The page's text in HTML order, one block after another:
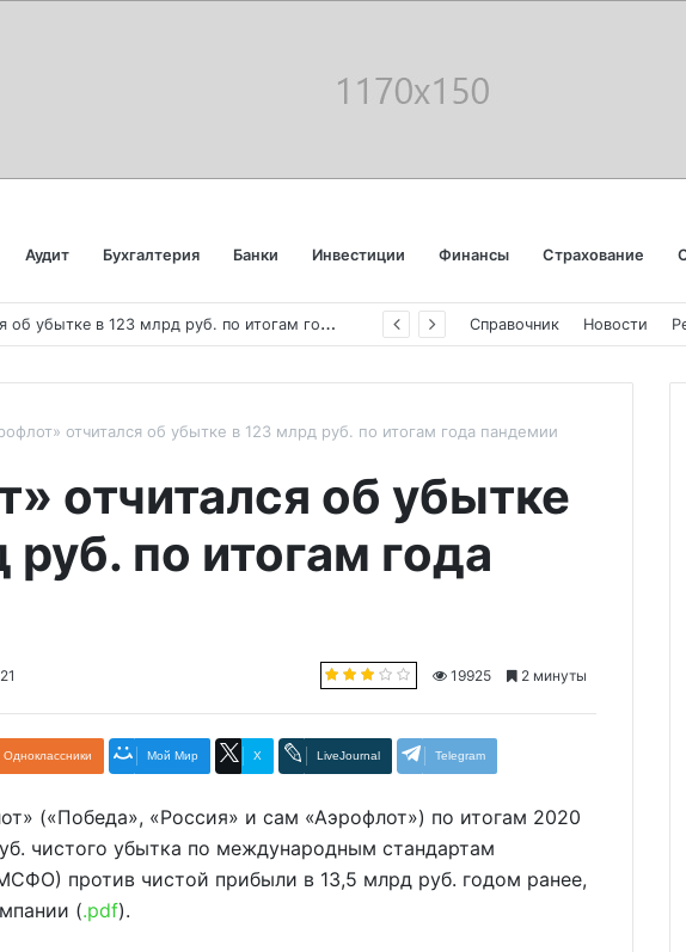
Аудит Бухгалтерия Банки Инвестиции Финансы Страхование
«
Аэрофлот» отчитался об убытке в 123 млрд руб. по итогам года пандемии Справочник Новости
отчитался об убытке в 123 млрд руб. по итогам года пандемии
отчитался об убытке
по итогам года
19925 2 минуты
Одноклассники Мой Мир X LiveJournal Telegram
(«Победа», «Россия» и сам «Аэрофлот») по итогам 2020
чистого убытка по международным стандартам
против чистой прибыли в 13,5 млрд руб. годом ранее,
(.pdf).